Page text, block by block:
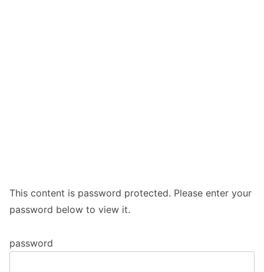
This content is password protected. Please enter your
password below to view it.
password